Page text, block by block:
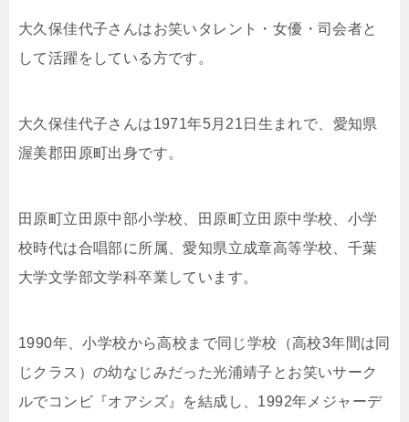
大久保佳代子さんはお笑いタレント・女優・司会者と
して活躍をしている方です。
大久保佳代子さんは1971年5月21日生まれで、愛知県
渥美郡田原町出身です。
田原町立田原中部小学校、田原町立田原中学校、小学
校時代は合唱部に所属、愛知県立成章高等学校、千葉
大学文学部文学科卒業しています。
1990年、小学校から高校まで同じ学校（高校3年間は同
じクラス）の幼なじみだった光浦靖子とお笑いサーク
ルでコンビ『オアシズ』を結成し、1992年メジャーデ